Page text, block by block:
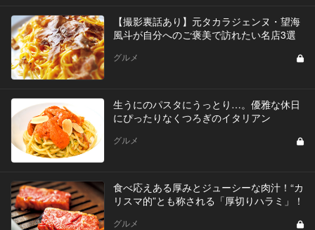
【撮影裏話あり】元タカラジェンヌ・望海
風斗が自分へのご褒美で訪れたい名店3選
グルメ
生うにのパスタにうっとり…。優雅な休日
にぴったりなくつろぎのイタリアン
グルメ
食べ応えある厚みとジューシーな肉汁！“カ
リスマ的”とも称される「厚切りハラミ」！
グルメ